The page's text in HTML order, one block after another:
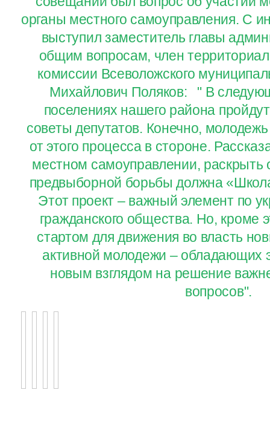
органы местного самоуправления. С
выступил заместитель главы
общим вопросам, член
комиссии Всеволожского
Михайлович Поляков: " В
поселениях нашего района
советы депутатов. Конечно,
от этого процесса в стороне.
местном самоуправлении,
предвыборной борьбы должна
Этот проект – важный элемент по
гражданского общества. Но, кроме
стартом для движения во власть
активной молодежи – обладающих
новым взглядом на решение
вопросов".